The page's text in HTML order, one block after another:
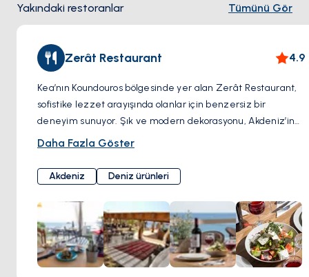
Yakındaki restoranlar Tümünü Gör
Zerât Restaurant 4.9
Kea’nın Koundouros bölgesinde yer alan Zerât Restaurant,
sofistike lezzet arayışında olanlar için benzersiz bir
deneyim sunuyor. Şık ve modern dekorasyonu, Akdeniz’in
huzur dolu manzarasıyla birleşerek, hem göz hem de
ürünlerinden mevsim sebzelerine, Yunan mutfağının klasik
tatlarına kadar pek çok seçenek bulabilirsiniz. Şefin özel
tarifleri ve yerel ürünlerle hazırlanan lezzetler,
Koundouros’un keyifli atmosferinde unutulmaz bir yemek
deneyimi yaşatıyor. Zerât, zarif bir akşam yemeği ya da
özel bir kutlama için ideal bir seçenek.
Daha Fazla Göster
Akdeniz Deniz ürünleri